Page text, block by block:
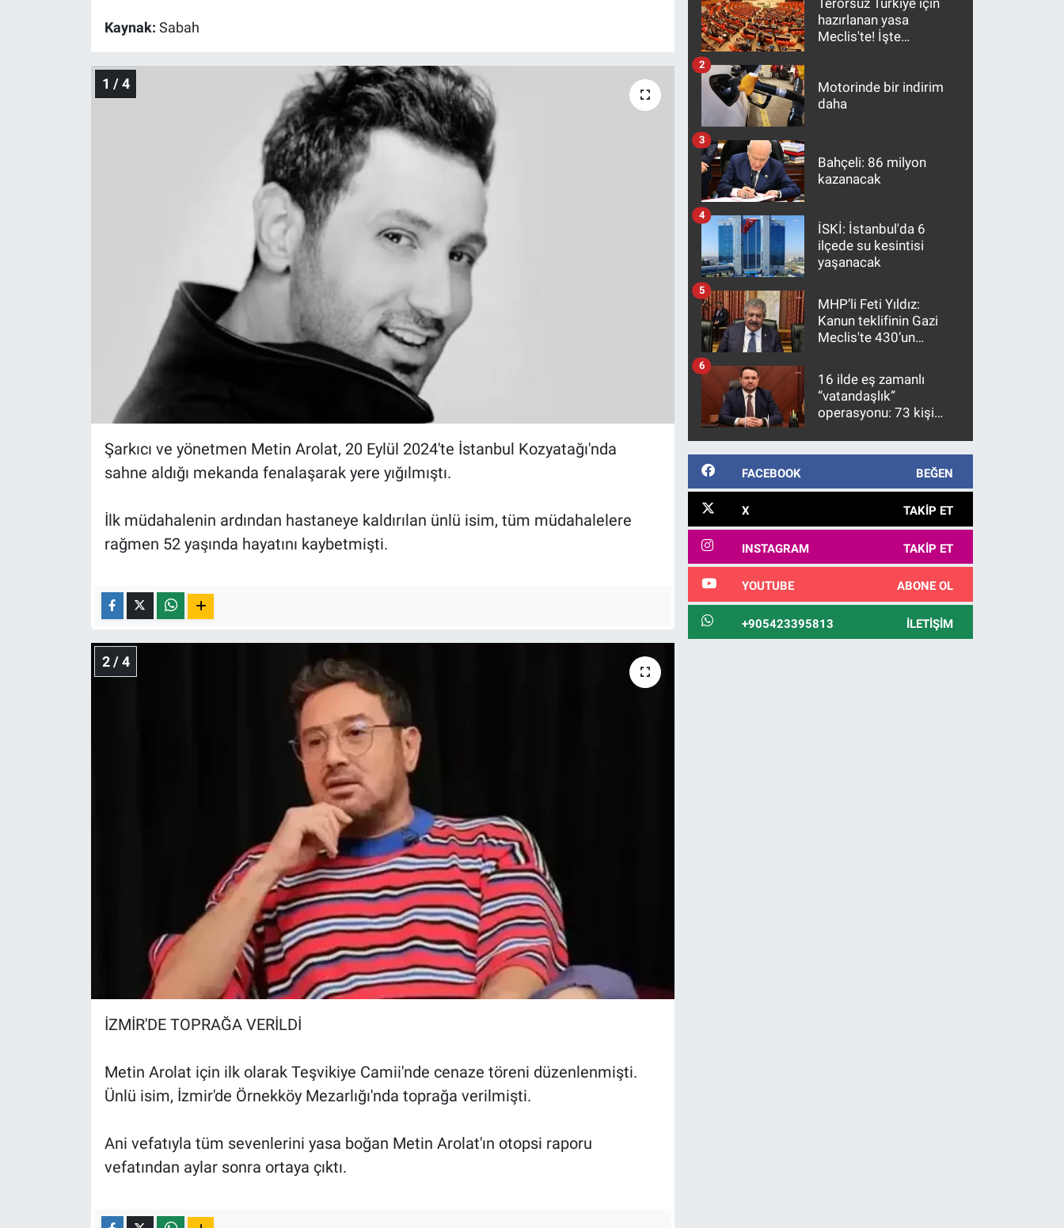
Kaynak: Sabah
1 / 4
Şarkıcı ve yönetmen Metin Arolat, 20 Eylül 2024'te İstanbul Kozyatağı'nda
sahne aldığı mekanda fenalaşarak yere yığılmıştı.
İlk müdahalenin ardından hastaneye kaldırılan ünlü isim, tüm müdahalelere
rağmen 52 yaşında hayatını kaybetmişti.
2 / 4
İZMİR'DE TOPRAĞA VERİLDİ
Metin Arolat için ilk olarak Teşvikiye Camii'nde cenaze töreni düzenlenmişti.
Ünlü isim, İzmir'de Örnekköy Mezarlığı'nda toprağa verilmişti.
Ani vefatıyla tüm sevenlerini yasa boğan Metin Arolat'ın otopsi raporu
vefatından aylar sonra ortaya çıktı.
Terörsüz Türkiye için
hazırlanan yasa
Meclis'te! İşte
Motorinde bir indirim
daha
2
Bahçeli: 86 milyon
kazanacak
3
İSKİ: İstanbul'da 6
ilçede su kesintisi
yaşanacak
4
MHP’li Feti Yıldız:
Kanun teklifinin Gazi
Meclis'te 430’un
kanunlaşacağı
görülmektedir
5
16 ilde eş zamanlı
“vatandaşlık”
operasyonu: 73 kişi
6
FACEBOOK BEĞEN
X TAKIP ET
INSTAGRAM TAKIP ET
YOUTUBE ABONE OL
+905423395813 İLETIŞIM
Gündem Özel
Günün görüntüsü
Programlar
Türkiye'nin Geleceği
Türkiye'nin Gündemi